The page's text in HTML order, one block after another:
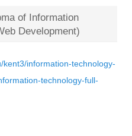
of Information
Development)
kent3/information-technology-
technology-full-